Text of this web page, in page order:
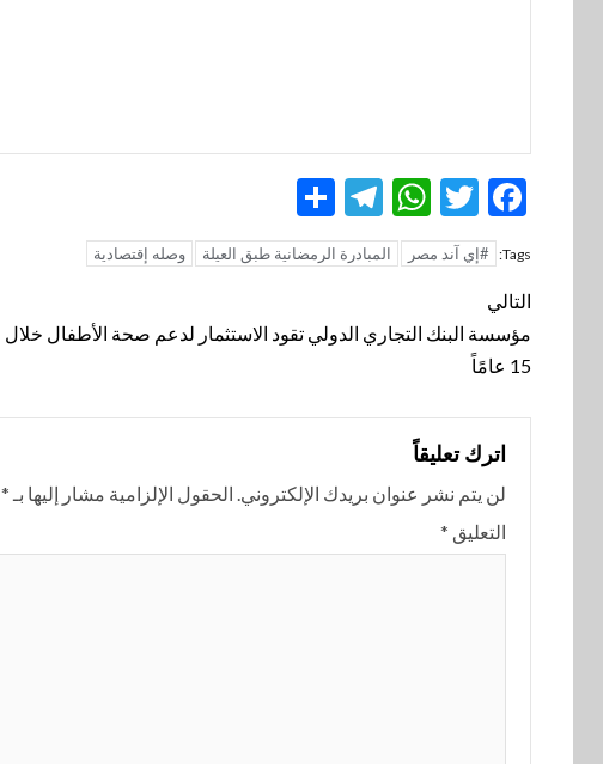
Facebook
Twitter
WhatsApp
Telegram
Tags: #إي آند مصر المبادرة الرمضانية طبق العيلة وصله إقتصادية
تنقل
المقالة
التالي
مؤسسة البنك التجاري الدولي تقود الاستثمار لدعم صحة الأطفال خلال
15 عامًاً
اترك تعليقاً
لن يتم نشر عنوان بريدك الإلكتروني. الحقول الإلزامية مشار إليها بـ *
التعليق *